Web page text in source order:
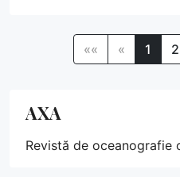
«« « 1 2
AXA
Revistă de oceanografie